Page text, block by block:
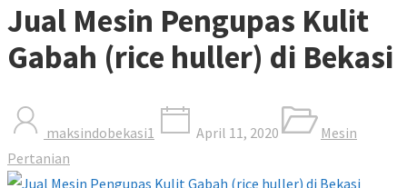
Jual Mesin Pengupas Kulit
Gabah (rice huller) di Bekasi
maksindobekasi1 April 11, 2020
Mesin
Pertanian